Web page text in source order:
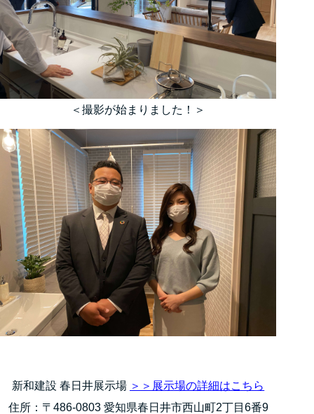
＜撮影が始まりました！＞
新和建設 春日井展示場 ＞＞展示場の詳細はこちら
住所：〒486-0803 愛知県春日井市西山町2丁目6番9